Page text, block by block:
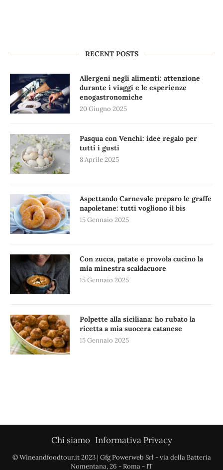
RECENT POSTS
Allergeni negli alimenti: attenzione
durante i viaggi e le esperienze
enogastronomiche
20 Giugno 2025
Pasqua con Venchi: idee regalo per
tutti i gusti
8 Aprile 2025
Aspettando Carnevale preparo le graffe
napoletane: tutti vogliono il bis
15 Gennaio 2025
Con zucca, patate e provola cucino la
mia minestra scaldacuore
15 Gennaio 2025
Polpette alla siciliana: ho rubato la
ricetta a mia suocera catanese
15 Gennaio 2025
Chi siamo Informativa Privacy
© Wineandfoodtour.it 2023 | Gfg Powerweb Srl - via della Batteria
Nomentana, 26 - Roma - IT